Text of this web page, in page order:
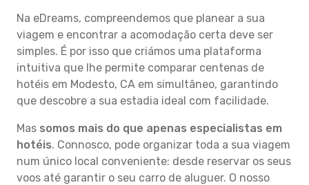
Na eDreams, compreendemos que planear a sua
viagem e encontrar a acomodação certa deve ser
simples. É por isso que criámos uma plataforma
intuitiva que lhe permite comparar centenas de
hotéis em Modesto, CA em simultâneo, garantindo
que descobre a sua estadia ideal com facilidade.
Mas somos mais do que apenas especialistas em
hotéis. Connosco, pode organizar toda a sua viagem
num único local conveniente: desde reservar os seus
voos até garantir o seu carro de aluguer. O nosso